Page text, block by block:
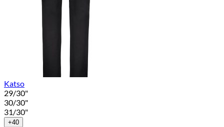
Katso
29/30"
30/30"
31/30"
+40